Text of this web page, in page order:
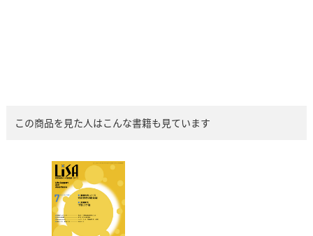
この商品を見た人はこんな書籍も見ています